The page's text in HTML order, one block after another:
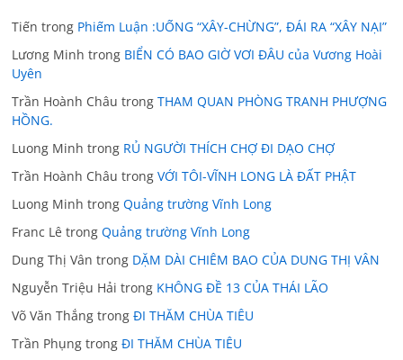
Tiến trong Phiếm Luận :UỐNG “XÂY-CHỪNG”, ĐÁI RA “XÂY NẠI”
Lương Minh trong BIỂN CÓ BAO GIỜ VƠI ĐÂU của Vương Hoài
Uyên
Trần Hoành Châu trongTHAM QUAN PHÒNG TRANH PHƯỢNG
HỒNG.
Luong Minh trong RỦ NGƯỜI THÍCH CHỢ ĐI DẠO CHỢ
Trần Hoành Châu trongVỚI TÔI-VĨNH LONG LÀ ĐẤT PHẬT
Luong Minh trongQuảng trường Vĩnh Long
Franc Lê trongQuảng trường Vĩnh Long
Dung Thị Vân trong DẶM DÀI CHIÊM BAO CỦA DUNG THỊ VÂN
Nguyễn Triệu Hải trong KHÔNG ĐỀ 13 CỦA THÁI LÃO
Võ Văn Thắng trongĐI THĂM CHÙA TIÊU
Trần Phụng trongĐI THĂM CHÙA TIÊU